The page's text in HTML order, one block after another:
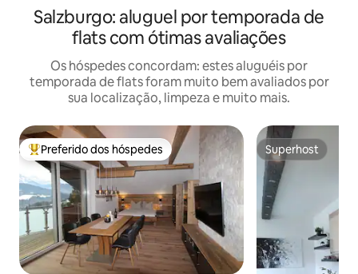
Salzburgo: aluguel por temporada de
flats com ótimas avaliações
Os hóspedes concordam: estes aluguéis por
temporada de flats foram muito bem avaliados por
sua localização, limpeza e muito mais.
Entre os melhores preferidos dos hóspedes
Preferido dos hóspedes Superhost
Superhost